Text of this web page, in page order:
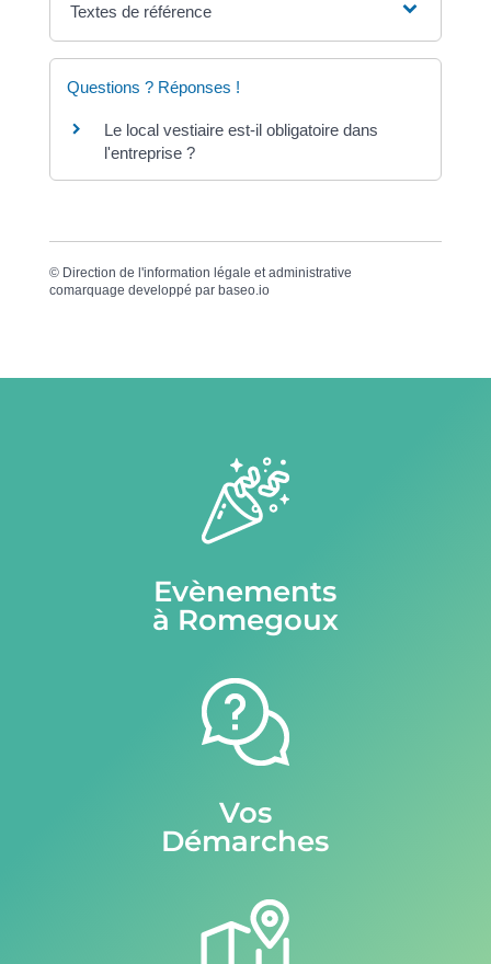
Textes de référence
Questions ? Réponses !
Le local vestiaire est-il obligatoire dans
l'entreprise ?
© Direction de l'information légale et administrative
comarquage developpé par baseo.io
Evènements
à Romegoux
Vos
Démarches